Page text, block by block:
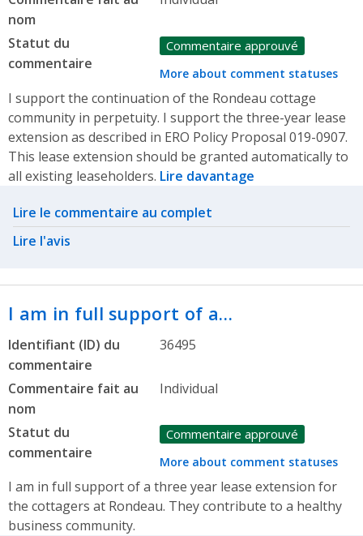
nom
Statut du
commentaire
Commentaire approuvé
More about comment statuses
I support the continuation of the Rondeau cottage
community in perpetuity. I support the three-year lease
extension as described in ERO Policy Proposal 019-0907.
This lease extension should be granted automatically to
all existing leaseholders. Lire davantage
Related actions
Lire le commentaire au complet
Lire l'avis
I am in full support of a…
Identifiant (ID) du
commentaire
36495
Commentaire fait au
nom
Individual
Statut du
commentaire
Commentaire approuvé
More about comment statuses
I am in full support of a three year lease extension for
the cottagers at Rondeau. They contribute to a healthy
business community.